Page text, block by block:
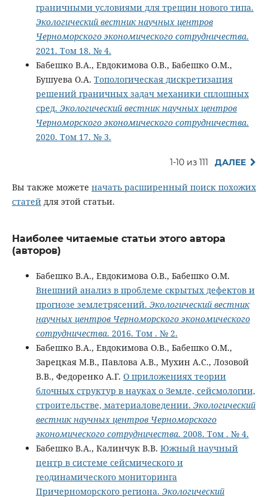
граничными условиями для трещин нового типа.
Экологический вестник научных центров
Черноморского экономического сотрудничества.
2021. Том 18. № 4.
Бабешко В.А., Евдокимова О.В., Бабешко О.М.,
Бушуева О.А. Топологическая дискретизация
решений граничных задач механики сплошных
сред. Экологический вестник научных центров
Черноморского экономического сотрудничества.
2020. Том 17. № 3.
1-10 из 111 ДАЛЕЕ
Вы также можете начать расширенный поиск похожих
статейдля этой статьи.
Наиболее читаемые статьи этого автора
(авторов)
Бабешко В.А., Евдокимова О.В., Бабешко О.М.
Внешний анализ в проблеме скрытых дефектов и
прогнозе землетрясений. Экологический вестник
научных центров Черноморского экономического
сотрудничества. 2016. Том . № 2.
Бабешко В.А., Евдокимова О.В., Бабешко О.М.,
Зарецкая М.В., Павлова А.В., Мухин А.С., Лозовой
В.В., Федоренко А.Г. О приложениях теории
блочных структур в науках о Земле, сейсмологии,
строительстве, материаловедении. Экологический
вестник научных центров Черноморского
экономического сотрудничества. 2008. Том . № 4.
Бабешко В.А., Калинчук В.В. Южный научный
центр в системе сейсмичеcкого и
геодинамического мониторинга
Причерноморского региона. Экологический